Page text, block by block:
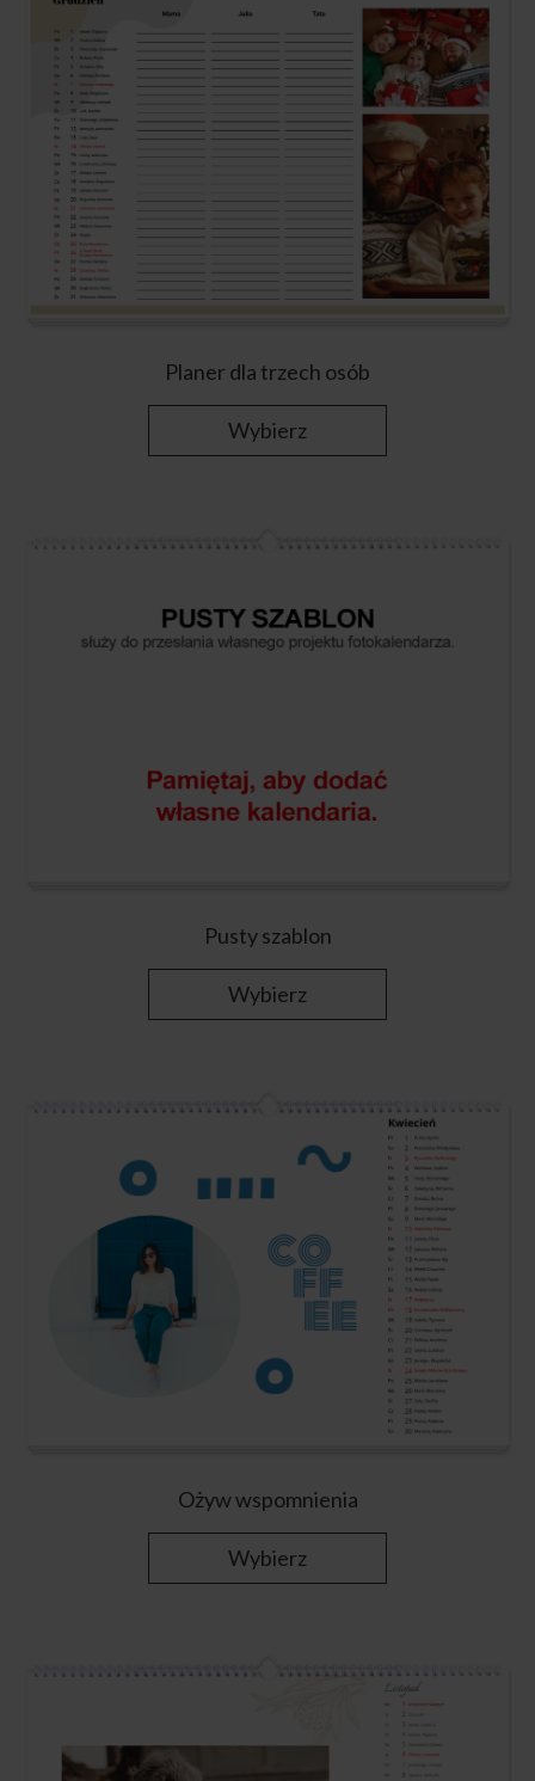
Planer dla trzech osób
Wybierz
Pusty szablon
Wybierz
Ożyw wspomnienia
Wybierz